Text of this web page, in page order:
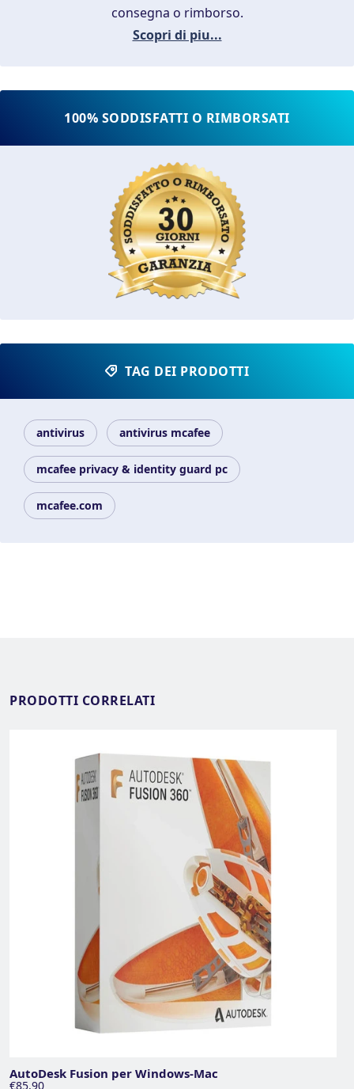
consegna o rimborso.
Scopri di piu...
100% SODDISFATTI O RIMBORSATI
TAG DEI PRODOTTI
antivirus antivirus mcafee
mcafee privacy & identity guard pc
mcafee.com
PRODOTTI CORRELATI
AutoDesk Fusion per Windows-Mac
€85,90